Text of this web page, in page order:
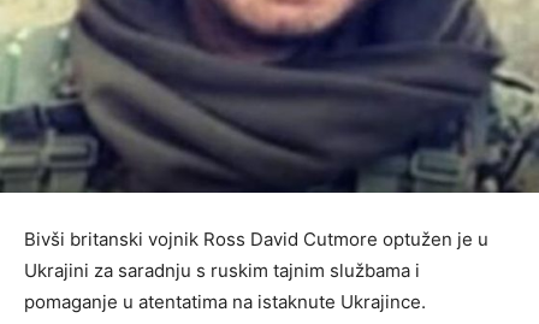
Bivši britanski vojnik Ross David Cutmore optužen je u
Ukrajini za saradnju s ruskim tajnim službama i
pomaganje u atentatima na istaknute Ukrajince.